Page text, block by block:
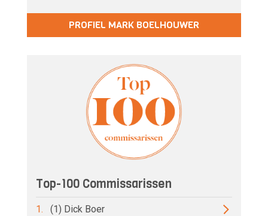
PROFIEL MARK BOELHOUWER
Top-100 Commissarissen
1. (1) Dick Boer